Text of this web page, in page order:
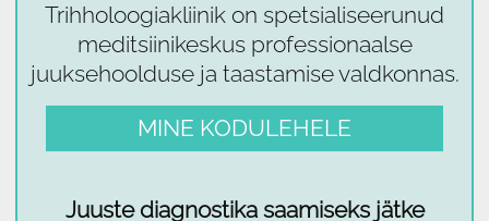
Trihholoogiakliinik on spetsialiseerunud
meditsiinikeskus professionaalse
juuksehoolduse ja taastamise valdkonnas.
MINE KODULEHELE
Juuste diagnostika saamiseks jätke